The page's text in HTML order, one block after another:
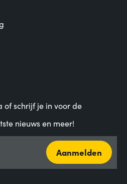
of schrijf je in voor de
nieuws en meer!
Aanmelden